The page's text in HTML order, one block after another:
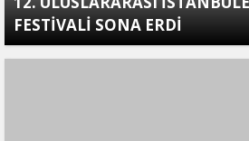
FESTİVALİ SONA ERDİ